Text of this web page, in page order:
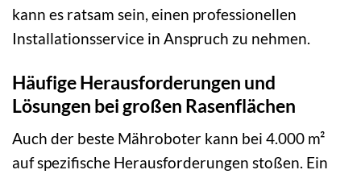
kann es ratsam sein, einen professionellen
Installationsservice in Anspruch zu nehmen.
Häufige Herausforderungen und
Lösungen bei großen Rasenflächen
Auch der beste Mähroboter kann bei 4.000 m²
auf spezifische Herausforderungen stoßen. Ein